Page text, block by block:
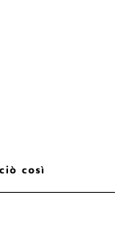
così